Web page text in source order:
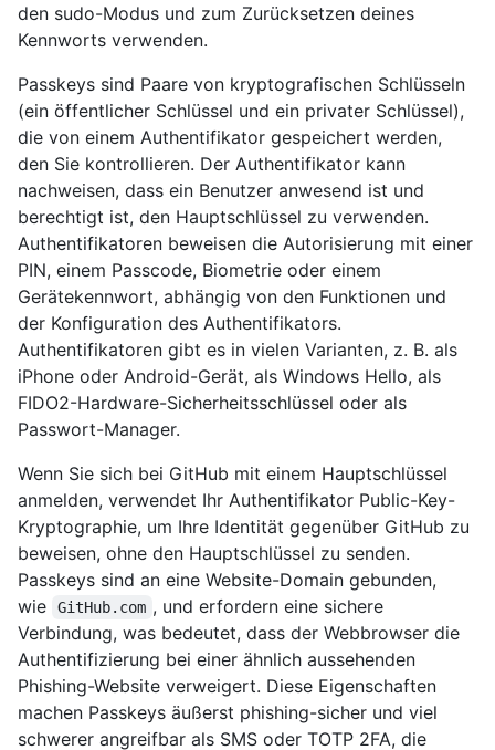
den sudo-Modus und zum Zurücksetzen deines
Kennworts verwenden.
Passkeys sind Paare von kryptografischen Schlüsseln
(ein öffentlicher Schlüssel und ein privater Schlüssel),
die von einem Authentifikator gespeichert werden,
den Sie kontrollieren. Der Authentifikator kann
nachweisen, dass ein Benutzer anwesend ist und
berechtigt ist, den Hauptschlüssel zu verwenden.
Authentifikatoren beweisen die Autorisierung mit einer
PIN, einem Passcode, Biometrie oder einem
Gerätekennwort, abhängig von den Funktionen und
der Konfiguration des Authentifikators.
Authentifikatoren gibt es in vielen Varianten, z. B. als
iPhone oder Android-Gerät, als Windows Hello, als
FIDO2-Hardware-Sicherheitsschlüssel oder als
Passwort-Manager.
Wenn Sie sich bei GitHub mit einem Hauptschlüssel
anmelden, verwendet Ihr Authentifikator Public-Key-
Kryptographie, um Ihre Identität gegenüber GitHub zu
beweisen, ohne den Hauptschlüssel zu senden.
Passkeys sind an eine Website-Domain gebunden,
wie
GitHub.com , und erfordern eine sichere
Verbindung, was bedeutet, dass der Webbrowser die
Authentifizierung bei einer ähnlich aussehenden
Phishing-Website verweigert. Diese Eigenschaften
machen Passkeys äußerst phishing-sicher und viel
schwerer angreifbar als SMS oder TOTP 2FA, die